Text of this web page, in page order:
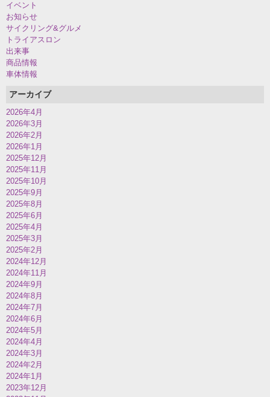
イベント
お知らせ
サイクリング&グルメ
トライアスロン
出来事
商品情報
車体情報
アーカイブ
2026年4月
2026年3月
2026年2月
2026年1月
2025年12月
2025年11月
2025年10月
2025年9月
2025年8月
2025年6月
2025年4月
2025年3月
2025年2月
2024年12月
2024年11月
2024年9月
2024年8月
2024年7月
2024年6月
2024年5月
2024年4月
2024年3月
2024年2月
2024年1月
2023年12月